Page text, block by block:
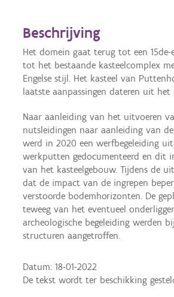
Beschrijving
Het domein gaat terug tot een
tot het bestaande kasteelcomplex
Engelse stijl. Het kasteel van
laatste aanpassingen dateren uit
Naar aanleiding van het uitvoeren
nutsleidingen naar aanleiding van
werd in 2020 een werfbegeleiding
werkputten gedocumenteerd en dit
van het kasteelgebouw. Tijdens de
dat de impact van de ingrepen
verstoorde bodemhorizonten. De
teweeg van het eventueel
archeologische begeleiding werden
structuren aangetroffen.
Datum:18-01-2022
De tekst wordt ter beschikking